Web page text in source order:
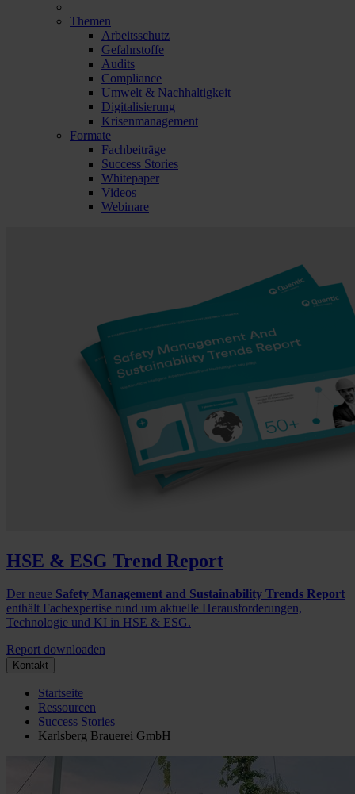
Themen
Arbeitsschutz
Gefahrstoffe
Audits
Compliance
Umwelt & Nachhaltigkeit
Digitalisierung
Krisenmanagement
Formate
Fachbeiträge
Success Stories
Whitepaper
Videos
Webinare
HSE & ESG Trend Report
Der neue Safety Management and Sustainability Trends Report
enthält Fachexpertise rund um aktuelle Herausforderungen,
Technologie und KI in HSE & ESG.
Report downloaden
Kontakt
Startseite
Ressourcen
Success Stories
Karlsberg Brauerei GmbH